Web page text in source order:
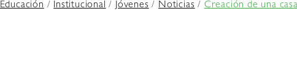
Educación/Institucional/Jóvenes/Noticias/Creación de una